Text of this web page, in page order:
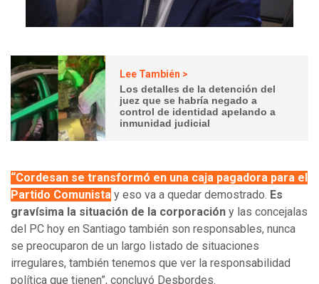
Lee También >
Los detalles de la detención del
juez que se habría negado a
control de identidad apelando a
inmunidad judicial
“Cordesan se transformó en una caja pagadora para el
Partido Comunista y eso va a quedar demostrado. Es
gravísima la situación de la corporación y las concejalas
del PC hoy en Santiago también son responsables, nunca
se preocuparon de un largo listado de situaciones
irregulares, también tenemos que ver la responsabilidad
política que tienen”, concluyó Desbordes.